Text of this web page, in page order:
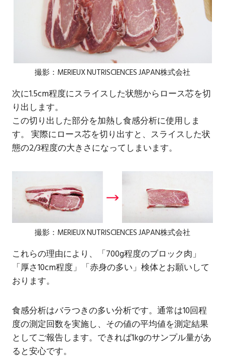
撮影：MERIEUX NUTRISCIENCES JAPAN株式会社
次に1.5cm程度にスライスした状態からロース芯を切
り出します。
この切り出した部分を加熱し食感分析に使用しま
す。 実際にロース芯を切り出すと、スライスした状
態の2/3程度の大きさになってしまいます。
撮影：MERIEUX NUTRISCIENCES JAPAN株式会社
これらの理由により、「700g程度のブロック肉」
「厚さ10cm程度」「赤身の多い」検体とお願いして
おります。
食感分析はバラつきの多い分析です。通常は10回程
度の測定回数を実施し、その値の平均値を測定結果
としてご報告します。できれば1kgのサンプル量があ
ると安心です。